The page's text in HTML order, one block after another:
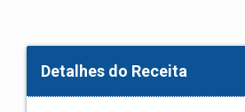
Detalhes do Receita